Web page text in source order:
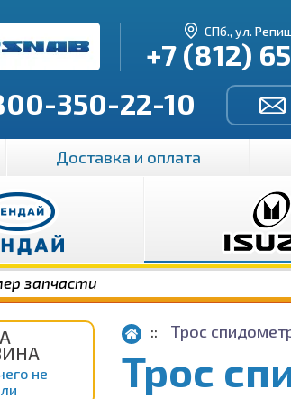
СПб., ул.
+7 (812)
350-22-10
Доставка и оплата
не
Трос
Трос